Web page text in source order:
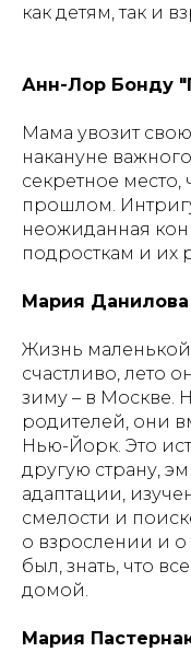
как детям, так и
Анн-Лор Бонду
Мама увозит
накануне
секретное место,
прошлом.
неожиданная
подросткам и их
Мария
Жизнь
счастливо, лето
зиму – в Москве.
родителей, они
Нью-Йорк. Это
другую страну,
адаптации,
смелости и
о взрослении и о
был, знать, что
домой.
Мария